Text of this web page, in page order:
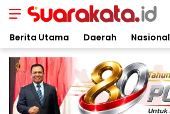
Suarakata.id
Kata Bicara Suara Bergerak
Berita Utama Daerah Nasional